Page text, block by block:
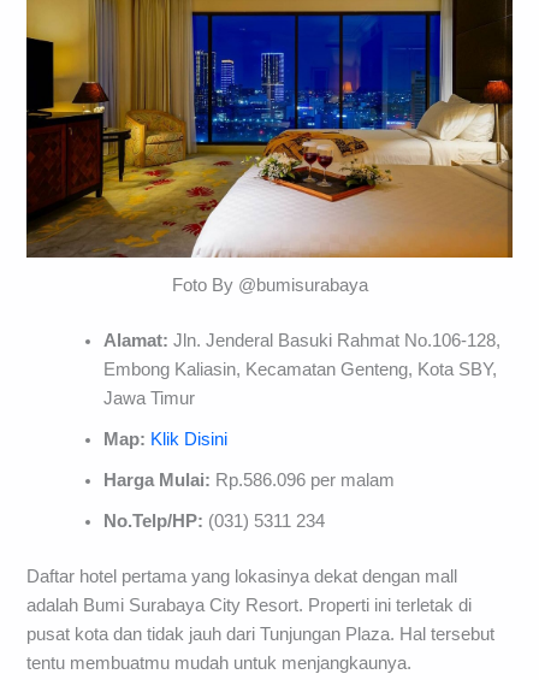
Foto By @bumisurabaya
Alamat: Jln. Jenderal Basuki Rahmat No.106-128,
Embong Kaliasin, Kecamatan Genteng, Kota SBY,
Jawa Timur
Map: Klik Disini
Harga Mulai: Rp.586.096 per malam
No.Telp/HP: (031) 5311 234
Daftar hotel pertama yang lokasinya dekat dengan mall
adalah Bumi Surabaya City Resort. Properti ini terletak di
pusat kota dan tidak jauh dari Tunjungan Plaza. Hal tersebut
tentu membuatmu mudah untuk menjangkaunya.